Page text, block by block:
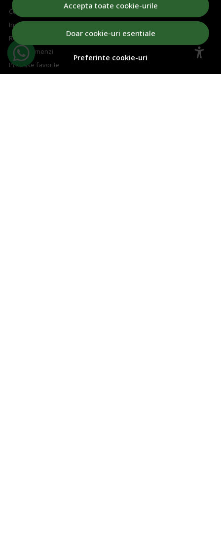
Accepta toate cookie-urile
Doar cookie-uri esentiale
Preferinte cookie-uri
Contul meu
Inregistrare
Recuperare parola
Istoric comenzi
Produse favorite